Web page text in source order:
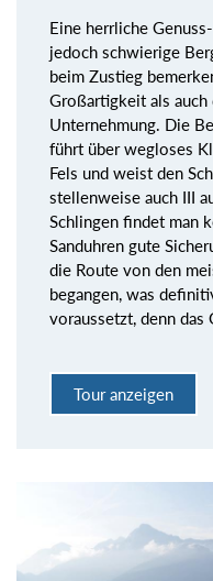
Eine herrliche
jedoch schwierige
beim Zustieg
Großartigkeit als
Unternehmung. Die
führt über wegloses
Fels und weist den
stellenweise auch III
Schlingen findet man
Sanduhren gute
die Route von den
begangen, was
voraussetzt, denn das
Tour anzeigen